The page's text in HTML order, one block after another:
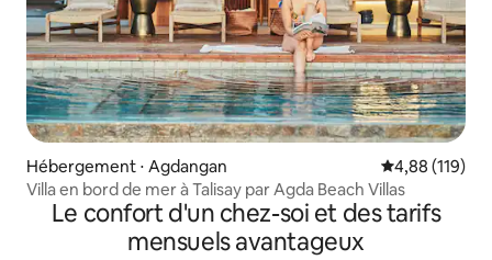
Hébergement ⋅ Agdangan Évaluation
4,88 (119)
Villa en bord de mer à Talisay par Agda Beach Villas
Le confort d'un chez-soi et des tarifs
mensuels avantageux